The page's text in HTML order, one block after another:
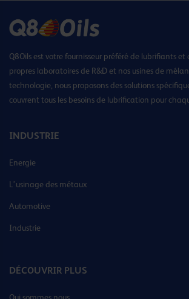
Q8Oils est votre fournisseur préféré de lubrifiants et
propres laboratoires de R&D et nos usines de
technologie, nous proposons des solutions
couvrent tous les besoins de lubrification pour
INDUSTRIE
Energie
L’usinage des métaux
Automotive
Industrie
DÉCOUVRIR PLUS